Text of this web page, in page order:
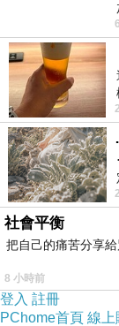
社會平衡
把自己的痛苦分享
8 小時前
登入 註冊
PChome首頁 線上